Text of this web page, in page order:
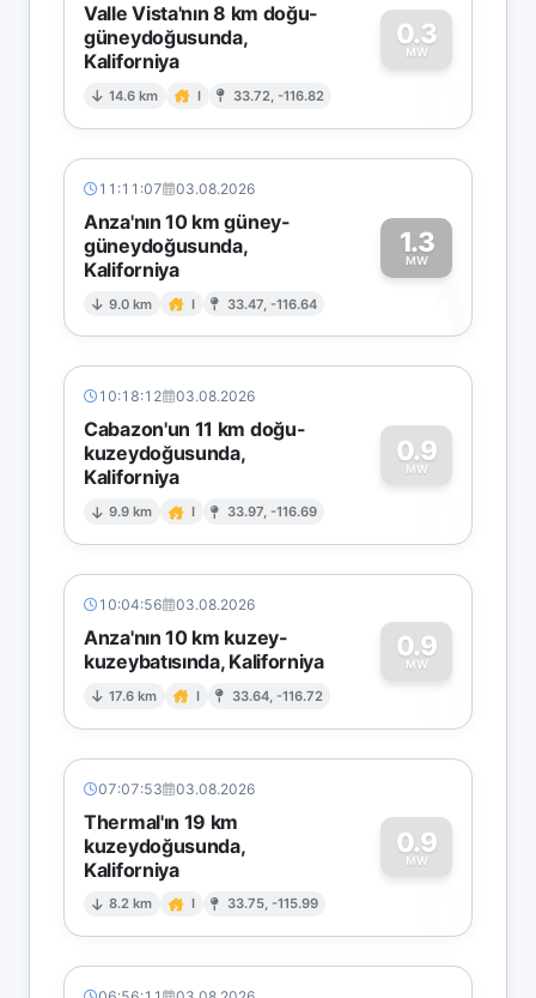
Valle Vista'nın 8 km doğu-
güneydoğusunda,
Kaliforniya
14.6 km I 33.72, -116.82
0.3
MW
0
11:11:07 03.08.2026
Anza'nın 10 km güney-
güneydoğusunda,
Kaliforniya
9.0 km I 33.47, -116.64
1.3
MW
1
10:18:12 03.08.2026
Cabazon'un 11 km doğu-
kuzeydoğusunda,
Kaliforniya
9.9 km I 33.97, -116.69
0.9
MW
0
10:04:56 03.08.2026
Anza'nın 10 km kuzey-
kuzeybatısında, Kaliforniya
17.6 km I 33.64, -116.72
0.9
MW
0
07:07:53 03.08.2026
Thermal'ın 19 km
kuzeydoğusunda,
Kaliforniya
8.2 km I 33.75, -115.99
0.9
MW
0